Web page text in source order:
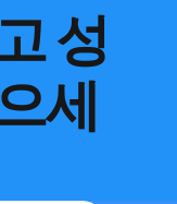
성
세